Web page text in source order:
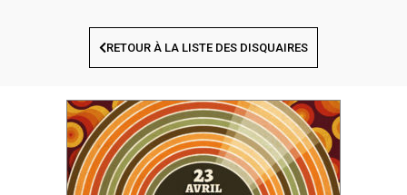
RETOUR À LA LISTE DES DISQUAIRES